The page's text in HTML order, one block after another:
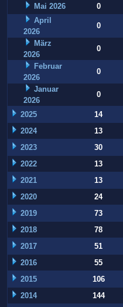
Mai 2026 0
April
2026
0
März
2026
0
Februar
2026
0
Januar
2026
0
2025 14
2024
13
2023
30
2022
13
2021
13
2020
24
2019
73
2018
78
2017
51
2016
55
2015
106
2014
144